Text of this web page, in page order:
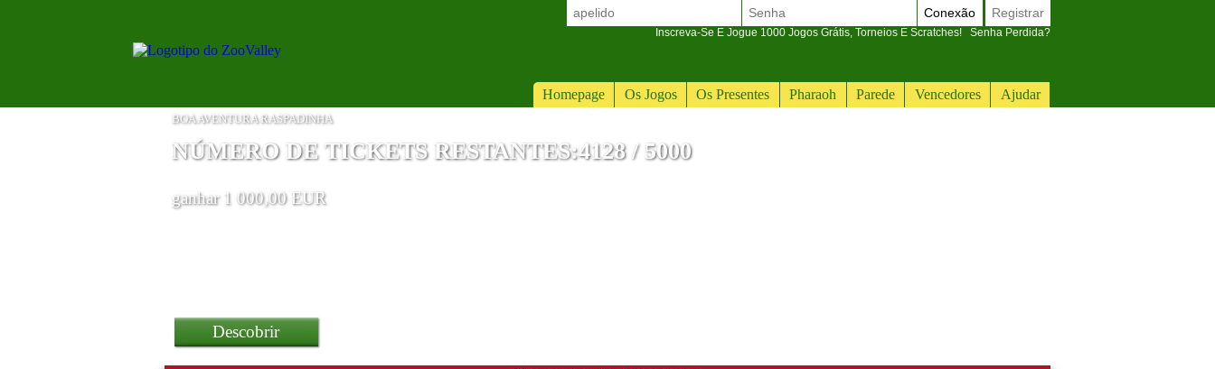
Homepage Os Jogos Os Presentes Pharaoh Parede Vencedores Ajudar
Conexão Registrar
Inscreva-Se E Jogue 1000 Jogos Grátis, Torneios E Scratches! Senha Perdida?
BOA AVENTURA RASPADINHA
NÚMERO DE TICKETS RESTANTES:4128 / 5000
ganhar 1 000,00 EUR
Descobrir